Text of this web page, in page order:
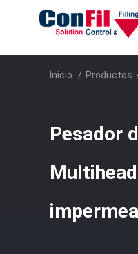
Inicio / Productos
Pesador